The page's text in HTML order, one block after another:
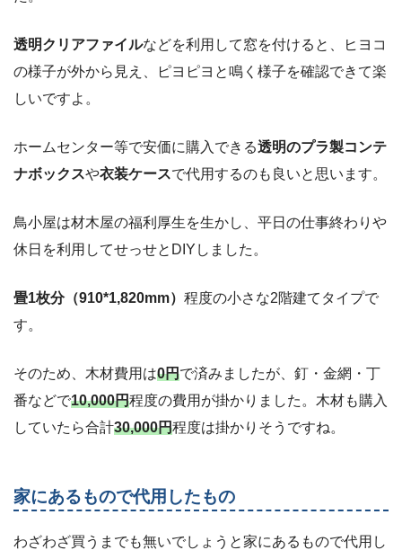
透明クリアファイルなどを利用して窓を付けると、ヒヨコ
の様子が外から見え、ピヨピヨと鳴く様子を確認できて楽
しいですよ。
ホームセンター等で安価に購入できる透明のプラ製コンテ
ナボックスや衣装ケースで代用するのも良いと思います。
鳥小屋は材木屋の福利厚生を生かし、平日の仕事終わりや
休日を利用してせっせとDIYしました。
畳1枚分（910*1,820mm） 程度の小さな2階建てタイプで
す。
そのため、木材費用は0円で済みましたが、釘・金網・丁
番などで10,000円程度の費用が掛かりました。木材も購入
していたら合計30,000円程度は掛かりそうですね。
家にあるもので代用したもの
わざわざ買うまでも無いでしょうと家にあるもので代用し